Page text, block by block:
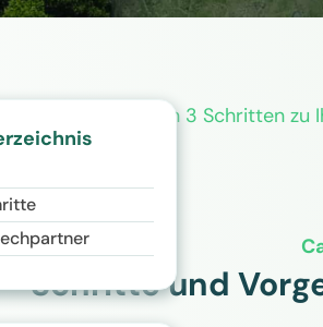
In 3 Schritten zu
Schritte und